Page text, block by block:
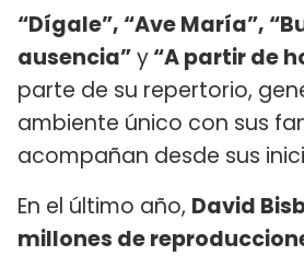
“Dígale”, “Ave María”,
ausencia”y“A partir de
parte de su repertorio,
ambiente único con sus
acompañan desde sus
En el último año, David
millones de